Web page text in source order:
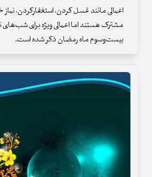
اعمالی مانند غسل کردن، استغفارکردن،
مشترک هستند اما اعمالی ویژه برای
بیست‌وسوم ماه رمضان ذکر شده است.